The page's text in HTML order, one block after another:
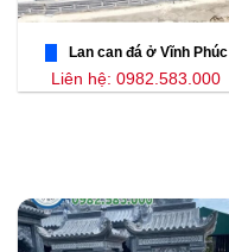
Lan can đá ở Vĩnh Phúc
Liên hệ: 0982.583.000